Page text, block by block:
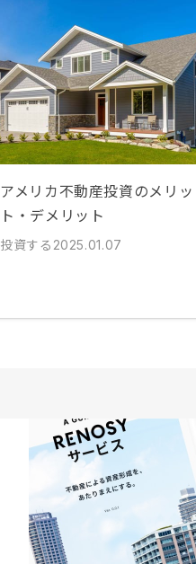
アメリカ不動産投資のメリッ
ト・デメリット
投資する 2025.01.07